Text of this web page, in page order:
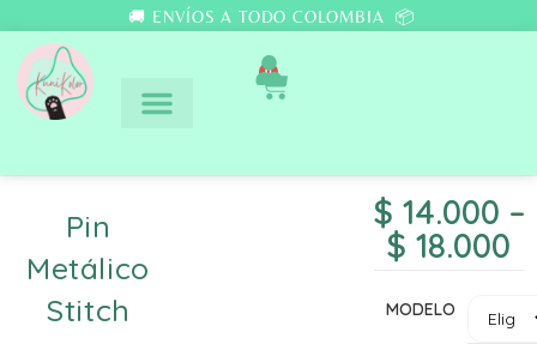
🚚 ENVÍOS A TODO COLOMBIA 📦
0
Pin
Metálico
Stitch
$ 14.000 –
$ 18.000
MODELO